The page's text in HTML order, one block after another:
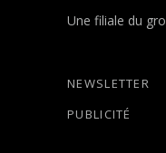
Une filiale du
NEWSLETTER
PUBLICITÉ